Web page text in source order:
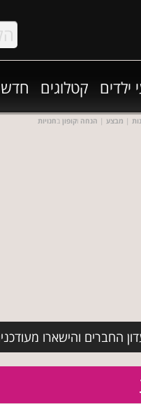
ילדים קטלוגים
| מבצע | הנחה וקופון בחנויות
החברים והישארו